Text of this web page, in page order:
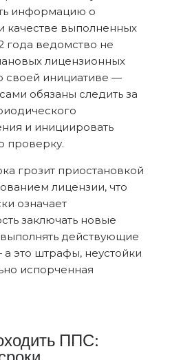
информацию о
качестве выполненных
года ведомство не
лицензионных
своей инициативе —
обязаны следить за
и инициировать
проверку.
грозит приостановкой
лицензии, что
означает
заключать новые
действующие
а это штрафы, неустойки
испорченная
ППС: